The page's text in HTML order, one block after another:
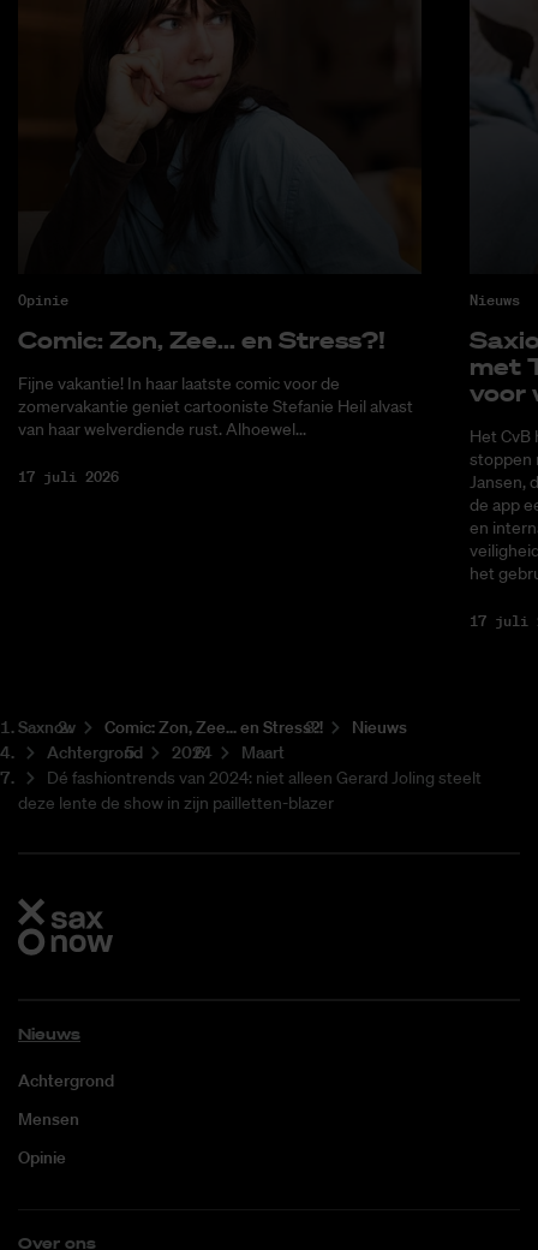
Opinie
Co­mic: Zon, Zee... en Stress?!
Fijne vakantie! In haar laatste comic voor de
zomervakantie geniet cartooniste Stefanie Heil alvast
van haar welverdiende rust. Alhoewel...
17 juli 2026
Nieuws
met
voor
Het CvB
stoppen
Jansen,
de app
en
het
17 juli
Saxnow Co­mic: Zon, Zee... en Stress?!
Nieuws
Achtergrond
2024
Maart
Dé fashiontrends van 2024: niet alleen Gerard Joling steelt
deze lente de show in zijn pailletten-blazer
Nieuws
Achtergrond
Mensen
Opinie
Over ons